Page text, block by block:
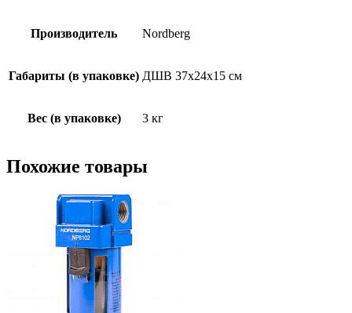
Производитель Nordberg
Габариты (в упаковке) ДШВ 37x24x15 см
Вес (в упаковке) 3 кг
Похожие товары